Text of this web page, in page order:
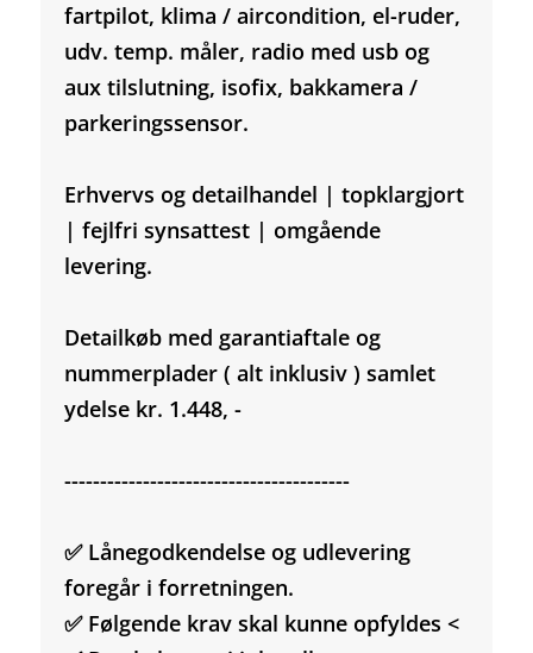
fartpilot, klima / aircondition, el-ruder,
udv. temp. måler, radio med usb og
aux tilslutning, isofix, bakkamera /
parkeringssensor.
Erhvervs og detailhandel | topklargjort
| fejlfri synsattest | omgående
levering.
Detailkøb med garantiaftale og
nummerplader ( alt inklusiv ) samlet
ydelse kr. 1.448, -
----------------------------------------
✅ Lånegodkendelse og udlevering
foregår i forretningen.
✅ Følgende krav skal kunne opfyldes <